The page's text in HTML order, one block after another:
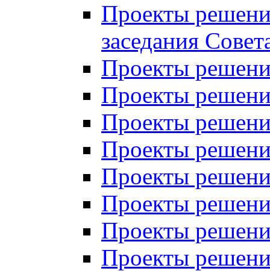
Проекты
заседания
Проекты
Проекты
Проекты
Проекты
Проекты
Проекты
Проекты
Проекты